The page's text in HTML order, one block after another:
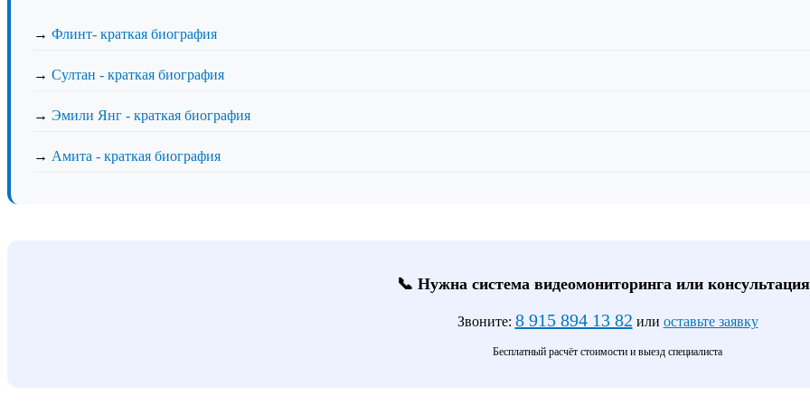
→ Флинт- краткая биография
→ Султан - краткая биография
→ Эмили Янг - краткая биография
→ Амита - краткая биография
📞 Нужна система видеомониторинга или
Звоните: 8 915 894 13 82 или оставьте заявку
Бесплатный расчёт стоимости и выезд специалиста